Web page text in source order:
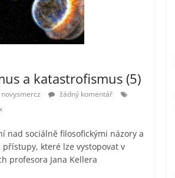
a katastrofismus (5)
novysmercz
žádný komentář
nad sociálně filosofickými názory a
které lze vystopovat v
profesora Jana Kellera